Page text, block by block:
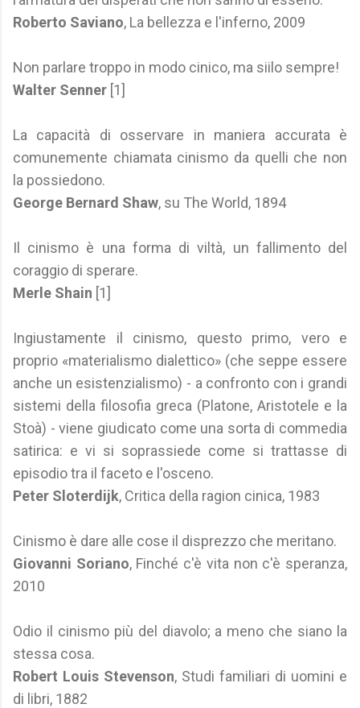
Roberto Saviano, La bellezza e l'inferno, 2009
Non parlare troppo in modo cinico, ma siilo sempre!
Walter Senner [1]
La capacità di osservare in maniera accurata è
comunemente chiamata cinismo da quelli che non
la possiedono.
George Bernard Shaw, su The World, 1894
Il cinismo è una forma di viltà, un fallimento del
coraggio di sperare.
Merle Shain [1]
Ingiustamente il cinismo, questo primo, vero e
proprio «materialismo dialettico» (che seppe essere
anche un esistenzialismo) - a confronto con i grandi
sistemi della filosofia greca (Platone, Aristotele e la
Stoà) - viene giudicato come una sorta di commedia
satirica: e vi si soprassiede come si trattasse di
episodio tra il faceto e l'osceno.
Peter Sloterdijk, Critica della ragion cinica, 1983
Cinismo è dare alle cose il disprezzo che meritano.
Giovanni Soriano, Finché c'è vita non c'è speranza,
2010
Odio il cinismo più del diavolo; a meno che siano la
stessa cosa.
Robert Louis Stevenson, Studi familiari di uomini e
di libri, 1882